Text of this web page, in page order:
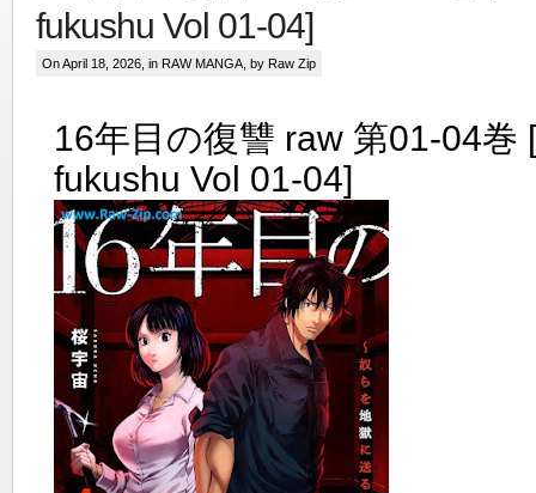
fukushu Vol 01-04]
On April 18, 2026, in RAW MANGA , by Raw Zip
16年目の復讐 raw 第01-04巻
fukushu Vol 01-04]